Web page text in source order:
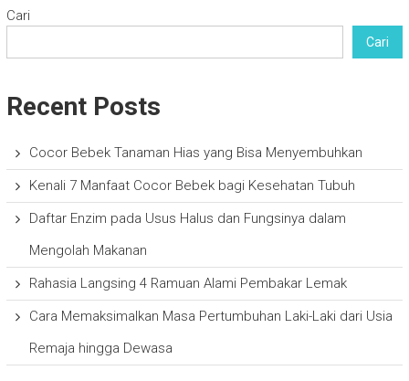
Cari
Cari
Recent Posts
Cocor Bebek Tanaman Hias yang Bisa Menyembuhkan
Kenali 7 Manfaat Cocor Bebek bagi Kesehatan Tubuh
Daftar Enzim pada Usus Halus dan Fungsinya dalam
Mengolah Makanan
Rahasia Langsing 4 Ramuan Alami Pembakar Lemak
Cara Memaksimalkan Masa Pertumbuhan Laki-Laki dari Usia
Remaja hingga Dewasa